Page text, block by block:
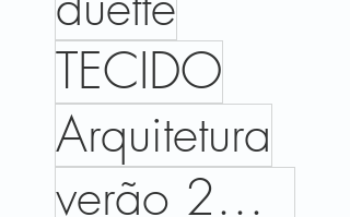
TECIDO
Arquitetura
verão 2026